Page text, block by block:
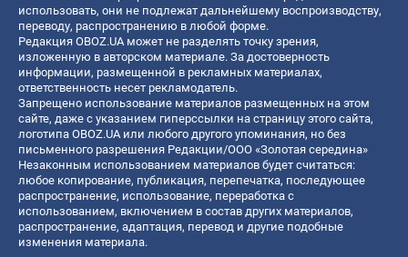
использовать, они не подлежат дальнейшему воспроизводству,
переводу, распространению в любой форме.
Редакция OBOZ.UA может не разделять точку зрения,
изложенную в авторском материале. За достоверность
информации, размещенной в рекламных материалах,
ответственность несет рекламодатель.
Запрещено использование материалов размещенных на этом
сайте, даже с указанием гиперссылки на страницу этого сайта,
логотипа OBOZ.UA или любого другого упоминания, но без
письменного разрешения Редакции/ООО «Золотая середина»
Незаконным использованием материалов будет считаться:
любое копирование, публикация, перепечатка, последующее
распространение, использование, переработка с
использованием, включением в состав других материалов,
распространение, адаптация, перевод и другие подобные
изменения материала.